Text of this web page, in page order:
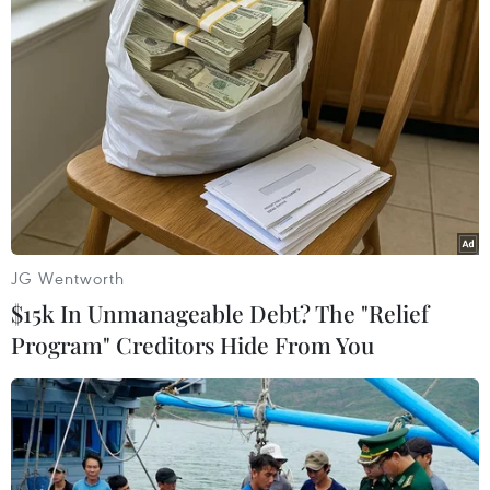
hai vợ chồng không còn sống chung với nhau. Tâm
bỏ đi nơi khác, chị Hạnh nuôi 2 con nhỏ.
Khoảng 11 giờ ngày 9/3/2024, do bực tức việc chị
Hạnh không chia đất và ngăn cản gặp con nên Tâm
đã mang theo 1 con dao Thái Lan và 1 dao rựa, tìm
đến chỗ chị Hạnh bán nước mía tại Khu phố 2,
phường Hưng Long, thị xã Chơn Thành, tỉnh Bình
Phước.
vào bụng và ngực chị Hạnh. Thấy chị Hạnh bị đâm,
con trai út và người dân chạy vào can ngăn, nhưng
do Tâm đang cầm dao nên không can ngăn được.
Không dừng lại đó, Tâm tiếp tục chạy đến xe lấy
dao rựa và đi lại chỗ chị Hạnh chém nhiều nhát vào
JG Wentworth
$15k In Unmanageable Debt? The "Relief
Program" Creditors Hide From You